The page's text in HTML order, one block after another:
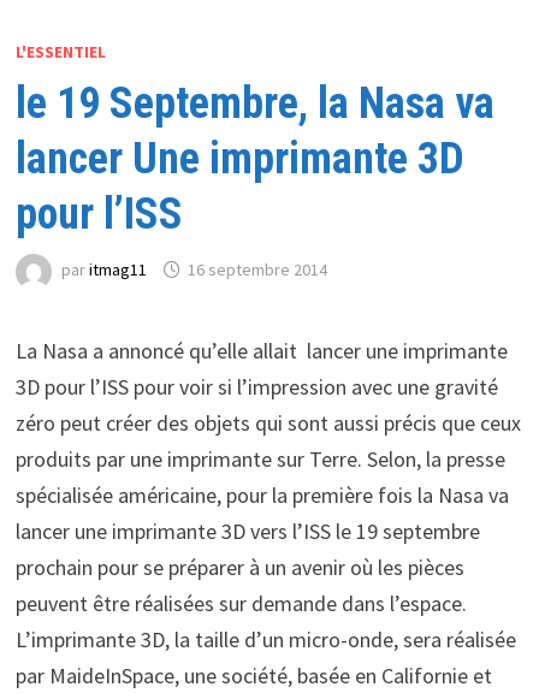
L'ESSENTIEL
le 19 Septembre, la Nasa va
lancer Une imprimante 3D
pour l’ISS
paritmag11 16 septembre 2014
La Nasa a annoncé qu’elle allait lancer une imprimante
3D pour l’ISS pour voir si l’impression avec une gravité
zéro peut créer des objets qui sont aussi précis que ceux
produits par une imprimante sur Terre. Selon, la presse
spécialisée américaine, pour la première fois la Nasa va
lancer une imprimante 3D vers l’ISS le 19 septembre
prochain pour se préparer à un avenir où les pièces
peuvent être réalisées sur demande dans l’espace.
L’imprimante 3D, la taille d’un micro-onde, sera réalisée
par MaideInSpace, une société, basée en Californie et